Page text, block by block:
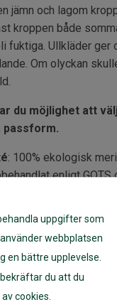
jämn och lagom
kroppen både
fuktiga. Ullkläder ger
Om olyckan
du möjlighet att
passform.
: 100% ekologisk
enligt
80, 90, 100, 110 cl
och Förvaring:
Använd inte
ekologiska
tid bör de förvaras
uppgifter som
webbplatsen
en bättre upplevelse.
du att du
cookies.